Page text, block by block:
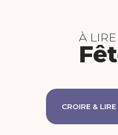
À
CROIRE & LIRE